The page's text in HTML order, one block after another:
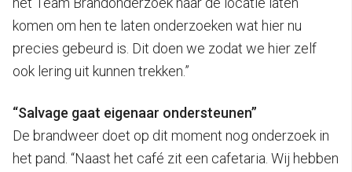
komen om hen te laten onderzoeken wat hier nu
precies gebeurd is. Dit doen we zodat we hier zelf
ook lering uit kunnen trekken.”
“Salvage gaat eigenaar ondersteunen”
De brandweer doet op dit moment nog onderzoek in
het pand. “Naast het café zit een cafetaria. Wij hebben